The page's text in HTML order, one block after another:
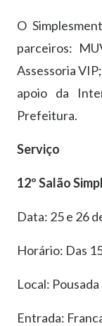
O
parceiros:
Assessoria
apoio da
Prefeitura.
Serviço
12º Salão
Data: 25 e 26
Horário: Das
Local:
Entrada: